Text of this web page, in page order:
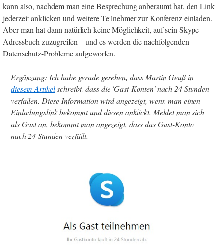
kann also, nachdem man eine Besprechung anberaumt hat, den Link
jederzeit anklicken und weitere Teilnehmer zur Konferenz einladen.
Aber man hat dann natürlich keine Möglichkeit, auf sein Skype-
Adressbuch zuzugreifen – und es werden die nachfolgenden
Datenschutz-Probleme aufgeworfen.
Ergänzung: Ich habe gerade gesehen, dass Martin Geuß in
diesem Artikelschreibt, dass die 'Gast-Konten' nach 24 Stunden
verfallen. Diese Information wird angezeigt, wenn man einen
Einladungslink bekommt und diesen anklickt. Meldet man sich
als Gast an, bekommt man angezeigt, dass das Gast-Konto
nach 24 Stunden verfällt.